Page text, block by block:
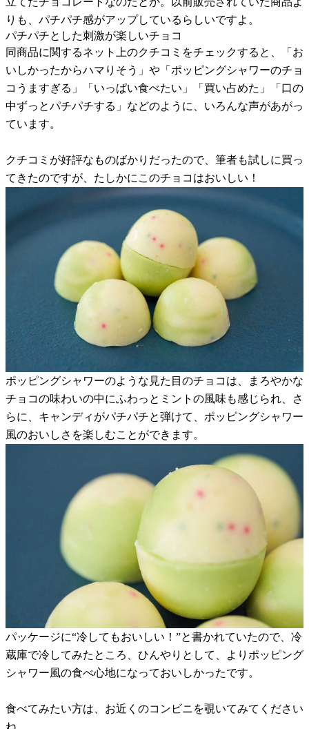
りも、パチパチ感がアップしているらしいですよ。
パチパチとした刺激が楽しいチョコ
同商品に関するネット上のクチコミをチェックすると、「お
いしかったからハマりそう」や「ポッピングシャワーのチョ
コうますぎる」「いっぱい食べたい」「買い占めた」「口の
中ずっとパチパチする」などのように、いろんな声があがっ
ています。
クチコミが好評なものばかりだったので、筆者も試しに買っ
てきたのですが、たしかにこのチョコはおいしい！
ポッピングシャワーのような見た目のチョコは、まろやかな
チョコの味わいの中にふわっとミントの風味も感じられ、さ
らに、キャンディがパチパチと弾けて、ポッピングシャワー
風のおいしさを楽しむことができます。
パッケージに“冷してもおいしい！”と書かれていたので、冷
蔵庫で冷してみたところ、ひんやりとして、よりポッピング
シャワー風の食べ心地になっておいしかったです。
食べてみたい方は、お近くのコンビニを覗いてみてください
ね。